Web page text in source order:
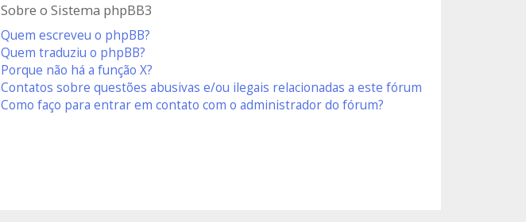
Sobre o Sistema phpBB3
Quem escreveu o phpBB?
Quem traduziu o phpBB?
Porque não há a função X?
Contatos sobre questões abusivas e/ou ilegais relacionadas a este fórum
Como faço para entrar em contato com o administrador do fórum?